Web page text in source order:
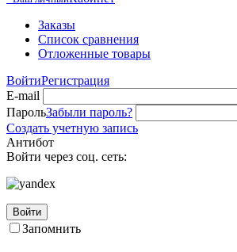
Заказы
Список сравнения
Отложенные товары
ВойтиРегистрация
E-mail
ПарольЗабыли пароль?
Создать учетную запись
Антибот
Войти через соц. сеть:
Войти
Запомнить